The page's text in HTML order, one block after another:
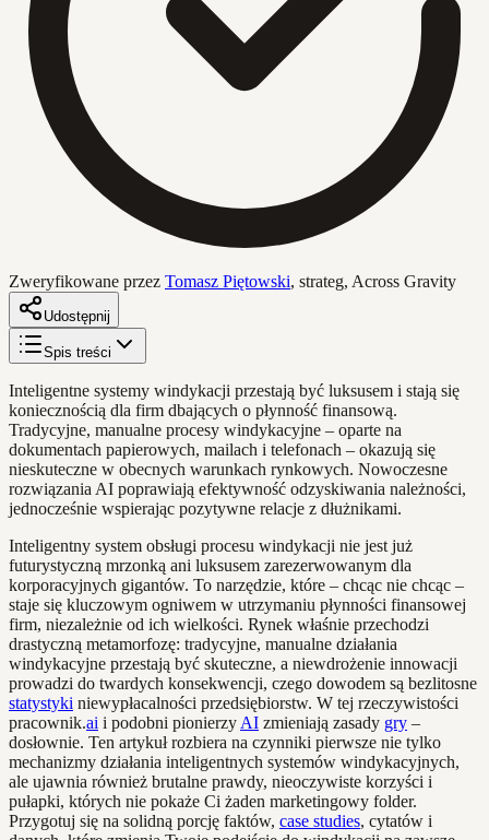
Zweryfikowane przez Tomasz Piętowski, strateg, Across Gravity
Udostępnij
Spis treści
Inteligentne systemy windykacji przestają być luksusem i stają się
koniecznością dla firm dbających o płynność finansową.
Tradycyjne, manualne procesy windykacyjne – oparte na
dokumentach papierowych, mailach i telefonach – okazują się
nieskuteczne w obecnych warunkach rynkowych. Nowoczesne
rozwiązania AI poprawiają efektywność odzyskiwania należności,
jednocześnie wspierając pozytywne relacje z dłużnikami.
Inteligentny system obsługi procesu windykacji nie jest już
futurystyczną mrzonką ani luksusem zarezerwowanym dla
korporacyjnych gigantów. To narzędzie, które – chcąc nie chcąc –
staje się kluczowym ogniwem w utrzymaniu płynności finansowej
firm, niezależnie od ich wielkości. Rynek właśnie przechodzi
drastyczną metamorfozę: tradycyjne, manualne działania
windykacyjne przestają być skuteczne, a niewdrożenie innowacji
prowadzi do twardych konsekwencji, czego dowodem są bezlitosne
statystyki niewypłacalności przedsiębiorstw. W tej rzeczywistości
pracownik.ai i podobni pionierzy AI zmieniają zasady gry –
dosłownie. Ten artykuł rozbiera na czynniki pierwsze nie tylko
mechanizmy działania inteligentnych systemów windykacyjnych,
ale ujawnia również brutalne prawdy, nieoczywiste korzyści i
pułapki, których nie pokaże Ci żaden marketingowy folder.
Przygotuj się na solidną porcję faktów, case studies, cytatów i